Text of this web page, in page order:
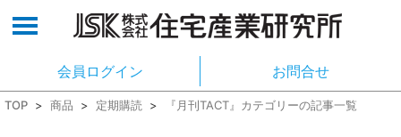
会員ログイン お問合せ
TOP > 商品 > 定期購読 > 『月刊TACT』カテゴリーの記事一覧